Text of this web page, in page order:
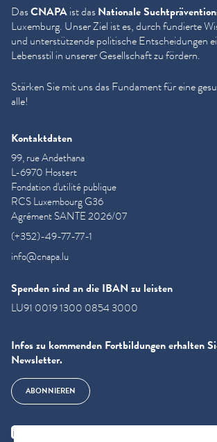
DasCNAPAist dasNationale
Luxemburg. Unser Ziel ist es, durch fundierte
und unter­stützende politische Entschei­dun­gen
Lebensstil in unserer Gesellschaft zu fördern.
Stärken Sie mit uns das Fundament für eine
alle!
Kontaktdaten
99, rue Andethana
L-6970 Hostert
Fondation d'utilité publique
RCS Luxembourg G36
Agrément SANTE 2026/07
(+352)-49-77-77-1
info@cnapa.lu
Spenden sind an die IBAN zu leisten
LU91 0019 1300 0854 3000
Infos zu kommenden Fortbildungen erhalten
Newsletter.
ABONNIEREN